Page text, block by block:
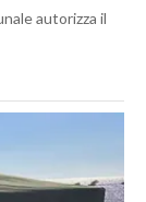
autorizza il